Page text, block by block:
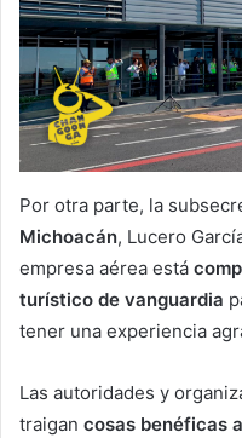
Por otra parte, la
Michoacán, Lucero
empresa aérea está
turístico de vanguardia
tener una experiencia
Las autoridades y
traigan cosas benéficas